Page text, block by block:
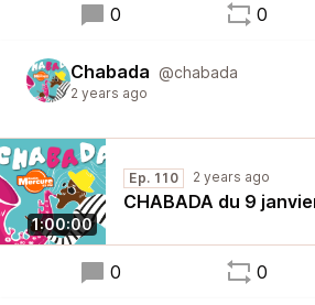
0 0
Chabada @chabada
2 years ago
1:00:00
Ep. 110 2 years ago
CHABADA du 9
0 0